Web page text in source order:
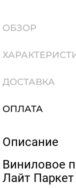
ОБЗОР
ДОСТАВКА
ОПЛАТА
Описание
​Виниловое
Лайт